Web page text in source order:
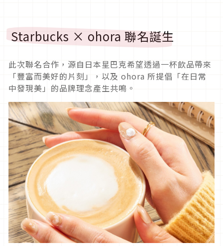
Starbucks × ohora 聯名誕生
此次聯名合作，源自日本星巴克希望透過一杯飲品帶來
「豐富而美好的片刻」，以及 ohora 所提倡「在日常
中發現美」的品牌理念產生共鳴。